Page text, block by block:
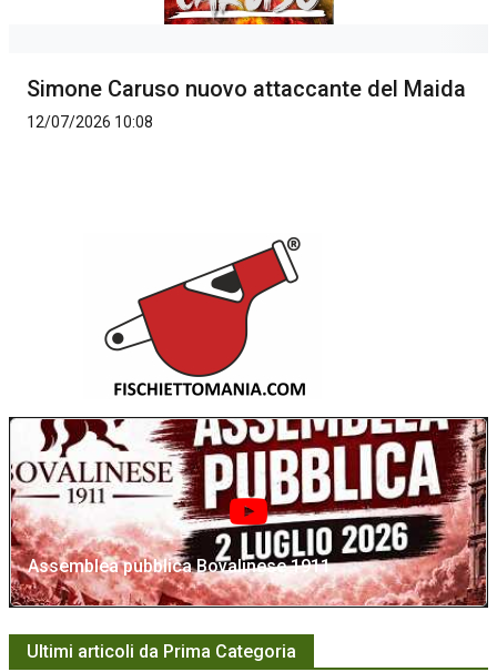
Simone Caruso nuovo attaccante del Maida
12/07/2026 10:08
Assemblea pubblica Bovalinese 1911
Ultimi articoli da Prima Categoria